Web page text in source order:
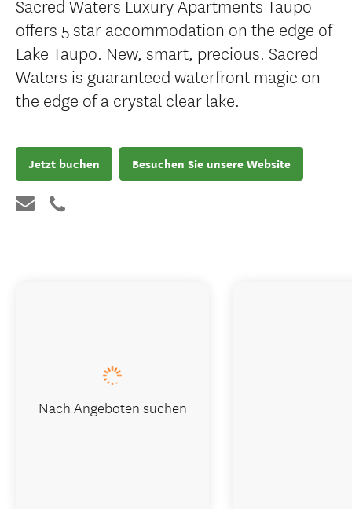
Sacred Waters Luxury Apartments Taupo
offers 5 star accommodation on the edge of
Lake Taupo. New, smart, precious. Sacred
Waters is guaranteed waterfront magic on
the edge of a crystal clear lake.
Jetzt buchen Besuchen Sie unsere Website
Nach Angeboten suchen